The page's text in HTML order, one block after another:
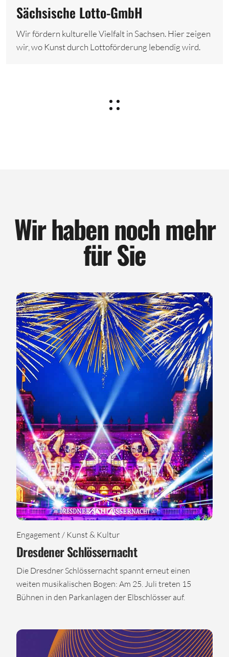
Sächsische Lotto-GmbH
Wir fördern kulturelle Vielfalt in Sachsen. Hier zeigen
wir, wo Kunst durch Lottoförderung lebendig wird.
Wir haben noch mehr
für Sie
Engagement / Kunst & Kultur
Dresdener Schlössernacht
Die Dresdner Schlössernacht spannt erneut einen
weiten musikalischen Bogen: Am 25. Juli treten 15
Bühnen in den Parkanlagen der Elbschlösser auf.